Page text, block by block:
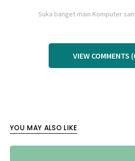
Suka banget main Komputer
VIEW COMMENTS
YOU MAY ALSO LIKE